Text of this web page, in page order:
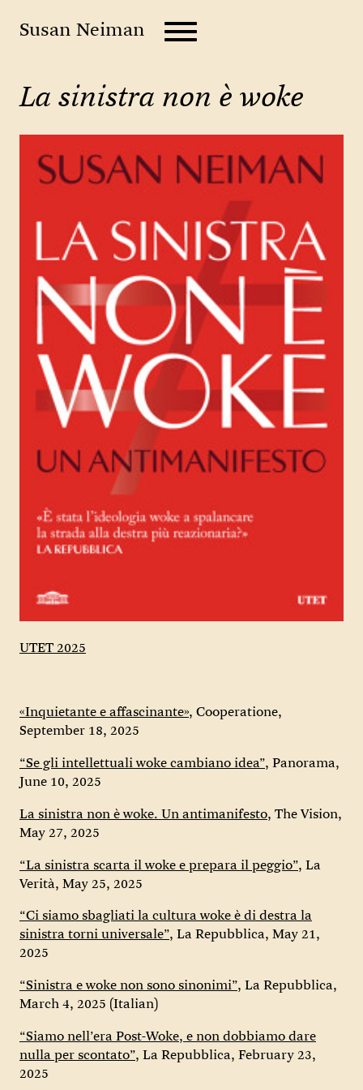
Susan Neiman
La sinistra non è woke
UTET 2025
«Inquietante e affascinante», Cooperatione,
September 18, 2025
“Se gli intellettuali woke cambiano idea”, Panorama,
June 10, 2025
La sinistra non è woke. Un antimanifesto, The Vision,
May 27, 2025
“La sinistra scarta il woke e prepara il peggio”, La
Verità, May 25, 2025
“Ci siamo sbagliati la cultura woke è di destra la
sinistra torni universale”, La Repubblica, May 21,
2025
“Sinistra e woke non sono sinonimi”, La Repubblica,
March 4, 2025 (Italian)
“Siamo nell’era Post-Woke, e non dobbiamo dare
nulla per scontato”, La Repubblica, February 23,
2025